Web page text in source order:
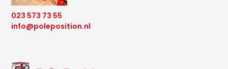
023 573 73 55
info@poleposition.nl